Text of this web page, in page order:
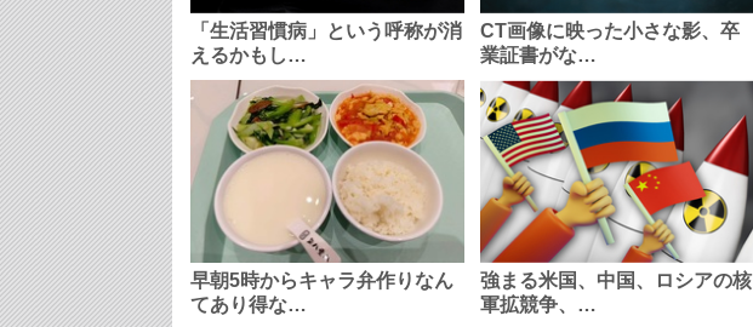
「生活習慣病」という呼称が消
えるかもし…
CT画像に映った小さな影、卒
業証書がな…
早朝5時からキャラ弁作りなん
てあり得な…
強まる米国、中国、ロシアの核
軍拡競争、…